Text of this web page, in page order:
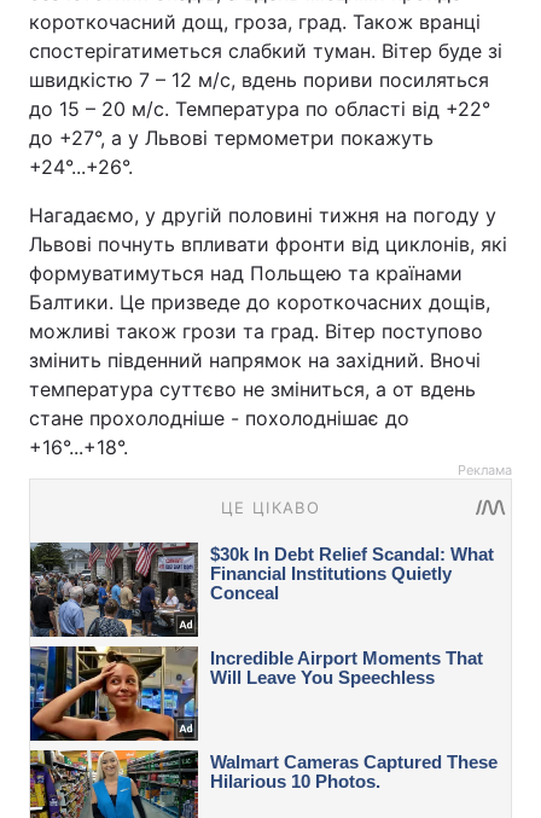
короткочасний дощ, гроза, град. Також вранці
спостерігатиметься слабкий туман. Вітер буде зі
швидкістю 7 – 12 м/с, вдень пориви посиляться
до 15 – 20 м/с. Температура по області від +22°
до +27°, а у Львові термометри покажуть
+24°...+26°.
Нагадаємо, у другій половині тижня на погоду у
Львові почнуть впливати фронти від циклонів, які
формуватимуться над Польщею та країнами
Балтики. Це призведе до короткочасних дощів,
можливі також грози та град. Вітер поступово
змінить південний напрямок на західний. Вночі
температура суттєво не зміниться, а от вдень
стане прохолодніше - похолоднішає до
+16°...+18°.
Реклама